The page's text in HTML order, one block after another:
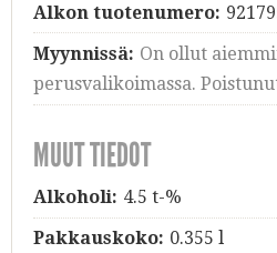
Alkon tuotenumero:
Myynnissä: On ollut
perusvalikoimassa.
MUUT TIEDOT
Alkoholi: 4.5 t-%
Pakkauskoko: 0.355 l